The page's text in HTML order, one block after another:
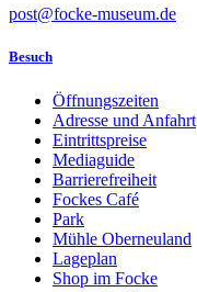
post@focke-museum.de
Besuch
Öffnungszeiten
Adresse und Anfahrt
Eintrittspreise
Mediaguide
Barrierefreiheit
Fockes Café
Park
Mühle Oberneuland
Lageplan
Shop im Focke